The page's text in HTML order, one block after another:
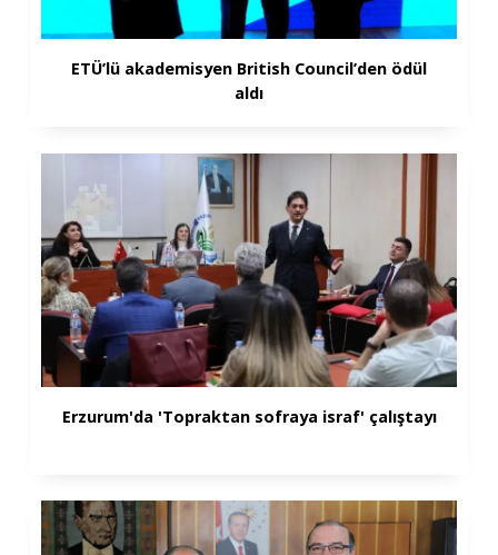
ETÜ’lü akademisyen British Council’den ödül
aldı
Erzurum'da 'Topraktan sofraya israf' çalıştayı